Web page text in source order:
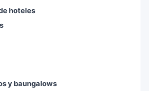
hoteles
y baungalows